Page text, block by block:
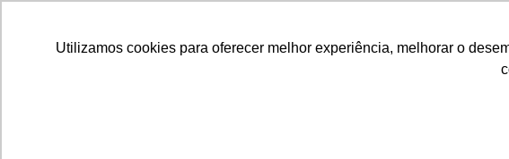
Utilizamos cookies para oferecer melhor experiência, melhorar o